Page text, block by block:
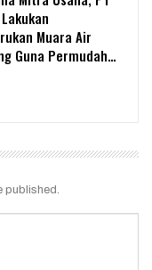
Muara Air
Guna Permudah…
published.